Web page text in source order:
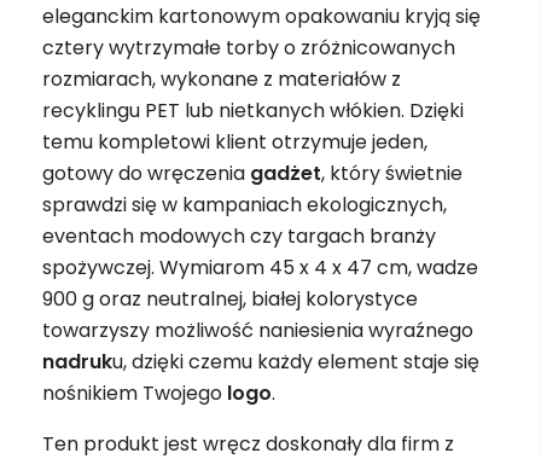
eleganckim kartonowym opakowaniu kryją się
cztery wytrzymałe torby o zróżnicowanych
rozmiarach, wykonane z materiałów z
recyklingu PET lub nietkanych włókien. Dzięki
temu kompletowi klient otrzymuje jeden,
gotowy do wręczenia gadżet, który świetnie
sprawdzi się w kampaniach ekologicznych,
eventach modowych czy targach branży
spożywczej. Wymiarom 45 x 4 x 47 cm, wadze
900 g oraz neutralnej, białej kolorystyce
towarzyszy możliwość naniesienia wyraźnego
nadruku, dzięki czemu każdy element staje się
nośnikiem Twojego logo.
Ten produkt jest wręcz doskonały dla firm z